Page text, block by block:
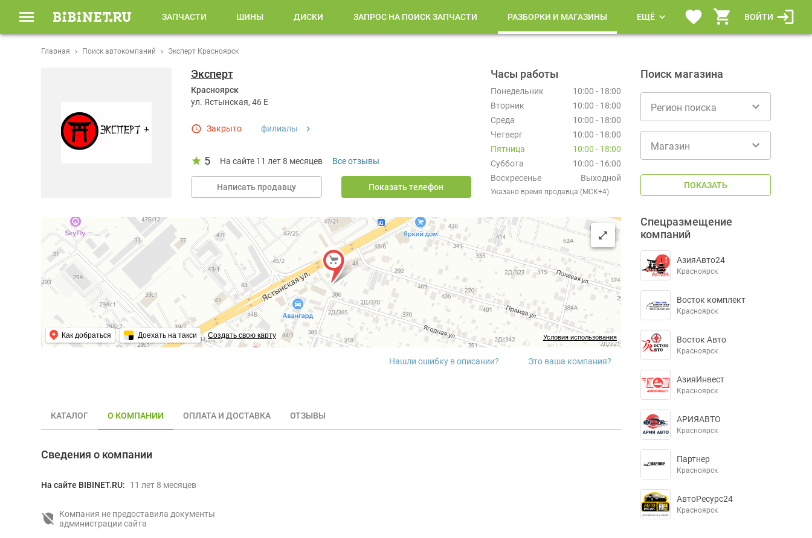
ЗАПЧАСТИ ШИНЫ ДИСКИ ЗАПРОС НА ПОИСК ЗАПЧАСТИ РАЗБОРКИ И МАГАЗИНЫ ЕЩЁ ВОЙТИ
Главная Поиск автокомпаний Эксперт Красноярск
Эксперт
Красноярск
ул. Ястынская, 46 Е
Закрыто филиалы
5 На сайте 11 лет 8 месяцев Все отзывы
Написать продавцу Показать телефон
Часы работы
Понедельник
10:00 - 18:00
Вторник
10:00 - 18:00
Среда
10:00 - 18:00
Четверг
10:00 - 18:00
Пятница
10:00 - 18:00
Суббота
10:00 - 16:00
Воскресенье
Выходной
Указано время продавца (МСК+4)
Условия использования
Как добраться Доехать на такси Создать свою карту
Нашли ошибку в описании? Это ваша компания?
КАТАЛОГ О КОМПАНИИ ОПЛАТА И ДОСТАВКА ОТЗЫВЫ
Сведения о компании
На сайте BIBINET.RU: 11 лет 8 месяцев
Компания не предоставила документы
администрации сайта
Поиск магазина
Регион поиска
Магазин
ПОКАЗАТЬ
Спецразмещение
компаний
АзияАвто24
Красноярск
Восток комплект
Красноярск
Восток Авто
Красноярск
АзияИнвест
Красноярск
АРИЯАВТО
Красноярск
Партнер
Красноярск
АвтоРесурс24
Красноярск